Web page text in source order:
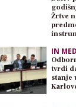
Žrtve
IN
tvrdi
stanje